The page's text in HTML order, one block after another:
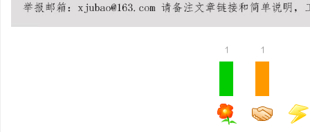
1 1